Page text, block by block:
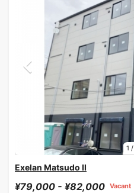
1 /
Exelan Matsudo II
¥79,000 - ¥82,000 Vacant